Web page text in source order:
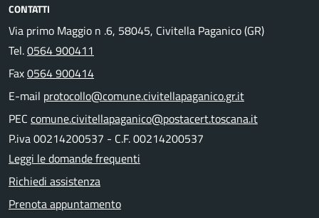
CONTATTI
Via primo Maggio n .6, 58045, Civitella Paganico (GR)
Tel.0564 900411
Fax0564 900414
E-mail protocollo@comune.civitellapaganico.gr.it
PEC comune.civitellapaganico@postacert.toscana.it
P.iva 00214200537 - C.F. 00214200537
Leggi le domande frequenti
Richiedi assistenza
Prenota appuntamento